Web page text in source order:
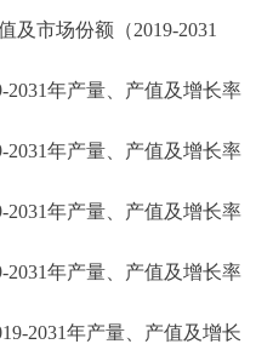
及市场份额（2019-2031
2031年产量、产值及增长率
2031年产量、产值及增长率
2031年产量、产值及增长率
2031年产量、产值及增长率
2031年产量、产值及增长